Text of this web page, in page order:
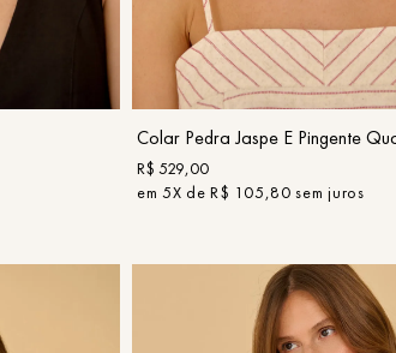
UN
COMPRAR
Colar Pedra Jaspe E Pingente
R$ 529,00
em5X deR$ 105,80 sem juros